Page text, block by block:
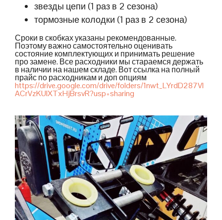
звезды цепи (1 раз в 2 сезона)
тормозные колодки (1 раз в 2 сезона)
Сроки в скобках указаны рекомендованные.
Поэтому важно самостоятельно оценивать
состояние комплектующих и принимать решение
про замене. Все расходники мы стараемся держать
в наличии на нашем складе. Вот ссылка на полный
прайс по расходникам и доп опциям
https://drive.google.com/drive/folders/1nwt_LYrdD287Vl
ACrVzKUIXTxHjBrsvR?usp=sharing